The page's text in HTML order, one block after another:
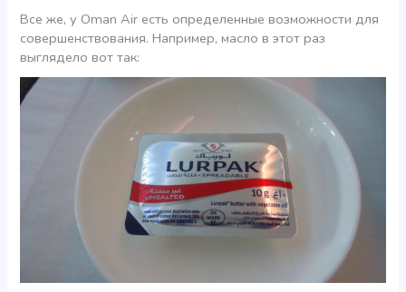
Все же, у Oman Air есть определенные возможности для
совершенствования. Например, масло в этот раз
выглядело вот так: